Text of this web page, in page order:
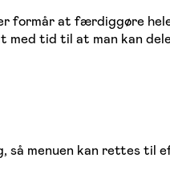
formår at færdiggøre
tid til at man kan
så menuen kan rettes